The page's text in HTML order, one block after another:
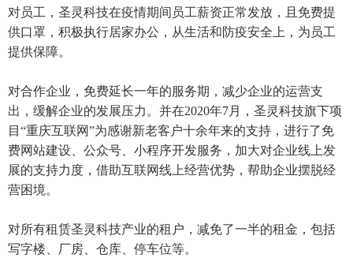
对员工，圣灵科技在疫情期间员工薪资正常发放，且免费提
供口罩，积极执行居家办公，从生活和防疫安全上，为员工
提供保障。
对合作企业，免费延长一年的服务期，减少企业的运营支
出，缓解企业的发展压力。并在2020年7月，圣灵科技旗下项
目“重庆互联网”为感谢新老客户十余年来的支持，进行了免
费网站建设、公众号、小程序开发服务，加大对企业线上发
展的支持力度，借助互联网线上经营优势，帮助企业摆脱经
营困境。
对所有租赁圣灵科技产业的租户，减免了一半的租金，包括
写字楼、厂房、仓库、停车位等。